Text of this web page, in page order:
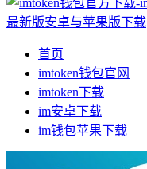
首页
imtoken钱包官网
imtoken下载
im安卓下载
im钱包苹果下载